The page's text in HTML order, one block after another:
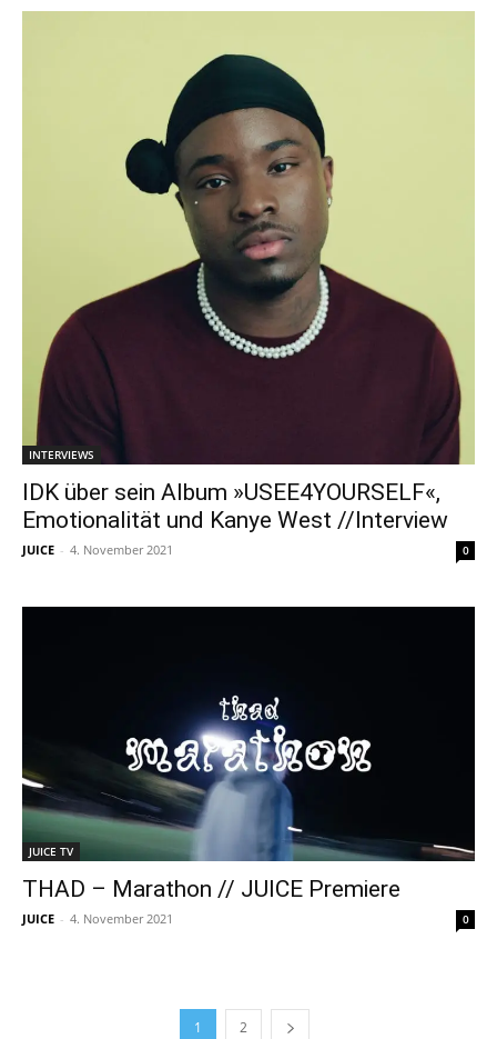
INTERVIEWS
IDK über sein Album »USEE4YOURSELF«,
Emotionalität und Kanye West //Interview
JUICE - 4. November 2021 0
JUICE TV
THAD – Marathon // JUICE Premiere
JUICE - 4. November 2021 0
1 2